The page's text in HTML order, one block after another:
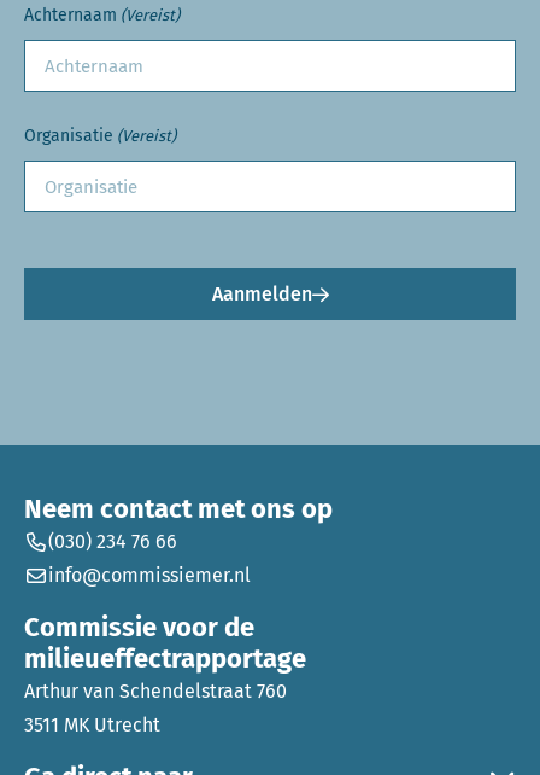
Achternaam (Vereist)
Organisatie (Vereist)
Aanmelden
Neem contact met ons op
(030) 234 76 66
info@commissiemer.nl
Commissie voor de
milieueffectrapportage
Arthur van Schendelstraat 760
3511 MK Utrecht